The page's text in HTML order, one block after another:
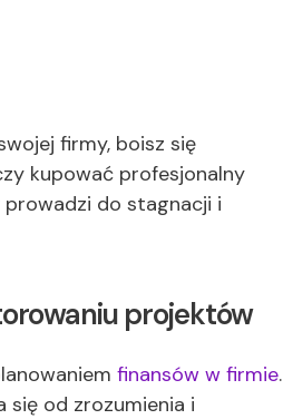
firmy, boisz się
kupować profesjonalny
prowadzi do stagnacji i
projektów
finansów w firmie.
się od zrozumienia i